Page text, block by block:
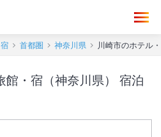
首都圏 神奈川県 川崎市のホテル
宿（神奈川県） 宿泊